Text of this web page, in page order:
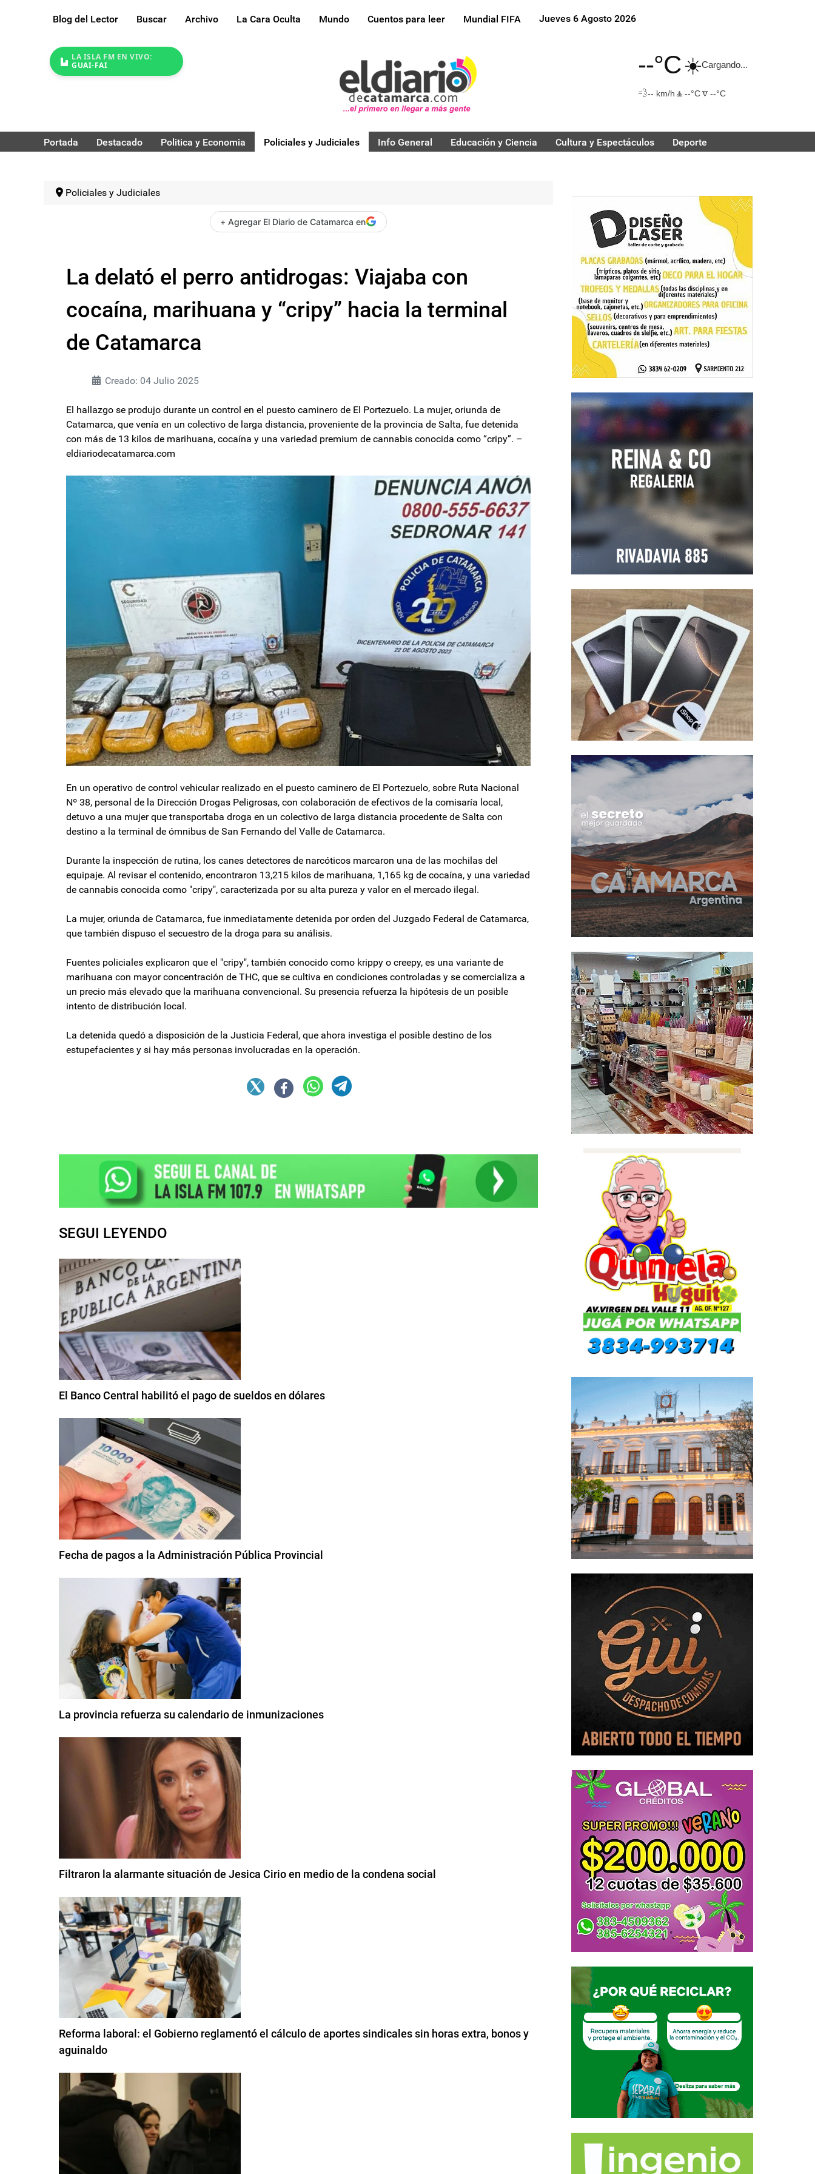
Blog del Lector Buscar Archivo La Cara Oculta Mundo Cuentos para leer Mundial FIFA Jueves 6 Agosto 2026
LA ISLA FM EN VIVO:
GUAI-FAI
--°C☀️Cargando...
💨-- km/h 🔼 --°C🔽 --°C
Portada Destacado Politica y Economia Policiales y Judiciales Info General Educación y Ciencia Cultura y Espectáculos Deporte
Policiales y Judiciales
+ Agregar El Diario de Catamarca en
La delató el perro antidrogas: Viajaba con
cocaína, marihuana y “cripy” hacia la terminal
de Catamarca
Creado: 04 Julio 2025
El hallazgo se produjo durante un control en el puesto caminero de El Portezuelo. La mujer, oriunda de
Catamarca, que venía en un colectivo de larga distancia, proveniente de la provincia de Salta, fue detenida
con más de 13 kilos de marihuana, cocaína y una variedad premium de cannabis conocida como “cripy”. –
eldiariodecatamarca.com
En un operativo de control vehicular realizado en el puesto caminero de El Portezuelo, sobre Ruta Nacional
Nº 38, personal de la Dirección Drogas Peligrosas, con colaboración de efectivos de la comisaría local,
detuvo a una mujer que transportaba droga en un colectivo de larga distancia procedente de Salta con
destino a la terminal de ómnibus de San Fernando del Valle de Catamarca.
Durante la inspección de rutina, los canes detectores de narcóticos marcaron una de las mochilas del
equipaje. Al revisar el contenido, encontraron 13,215 kilos de marihuana, 1,165 kg de cocaína, y una variedad
de cannabis conocida como "cripy", caracterizada por su alta pureza y valor en el mercado ilegal.
La mujer, oriunda de Catamarca, fue inmediatamente detenida por orden del Juzgado Federal de Catamarca,
que también dispuso el secuestro de la droga para su análisis.
Fuentes policiales explicaron que el "cripy", también conocido como krippy o creepy, es una variante de
marihuana con mayor concentración de THC, que se cultiva en condiciones controladas y se comercializa a
un precio más elevado que la marihuana convencional. Su presencia refuerza la hipótesis de un posible
intento de distribución local.
La detenida quedó a disposición de la Justicia Federal, que ahora investiga el posible destino de los
estupefacientes y si hay más personas involucradas en la operación.
SEGUI LEYENDO
El Banco Central habilitó el pago de sueldos en dólares
Fecha de pagos a la Administración Pública Provincial
La provincia refuerza su calendario de inmunizaciones
Filtraron la alarmante situación de Jesica Cirio en medio de la condena social
Reforma laboral: el Gobierno reglamentó el cálculo de aportes sindicales sin horas extra, bonos y
aguinaldo